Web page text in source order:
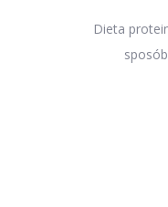
Dieta